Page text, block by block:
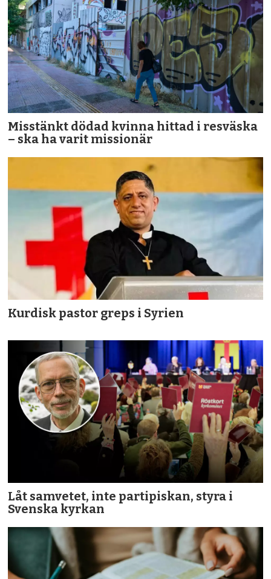
Misstänkt dödad kvinna hittad i resväska
– ska ha varit missionär
Kurdisk pastor greps i Syrien
Låt samvetet, inte partipiskan, styra i
Svenska kyrkan